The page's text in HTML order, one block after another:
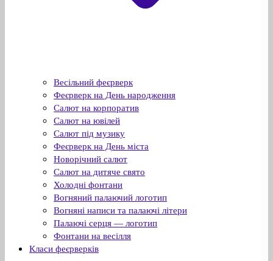
Весільний феєрверк
Феєрверк на День народження
Салют на корпоратив
Салют на ювілей
Салют під музику
Феєрверк на День міста
Новорічний салют
Салют на дитяче свято
Холодні фонтани
Вогняний палаючий логотип
Вогняні написи та палаючі літери
Палаючі серця — логотип
Фонтани на весілля
Класи феєрверків